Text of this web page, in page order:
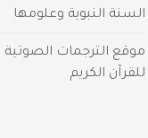
السنة النبوية وعلومها
موقع الترجمات الصوتية
للقرآن الكريم